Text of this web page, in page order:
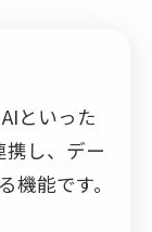
といった
し、デー
能です。